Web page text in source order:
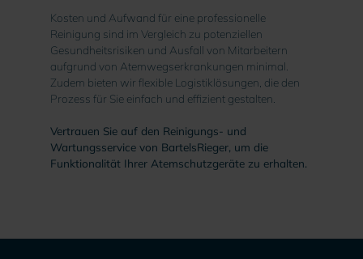
Kosten und Aufwand für eine professionelle
Reinigung sind im Vergleich zu potenziellen
Gesundheitsrisiken und Ausfall von Mitarbeitern
aufgrund von Atemwegserkrankungen minimal.
Zudem bieten wir flexible Logistiklösungen, die den
Prozess für Sie einfach und effizient gestalten.
Vertrauen Sie auf den Reinigungs- und
Wartungsservice von BartelsRieger, um die
Funktionalität Ihrer Atemschutzgeräte zu erhalten.